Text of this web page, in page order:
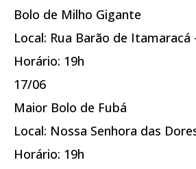
Bolo de Milho Gigante
Local: Rua Barão de Itamaracá
Horário: 19h
17/06
Maior Bolo de Fubá
Local: Nossa Senhora das
Horário: 19h